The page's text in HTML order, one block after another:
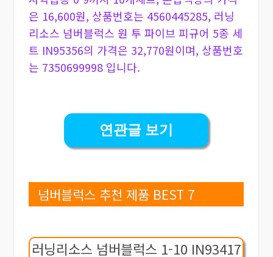
은 16,600원, 상품번호는 4560445285, 러닝
리소스 넘버블럭스 원 투 파이브 피규어 5종 세
트 IN95356의 가격은 32,770원이며, 상품번호
는 7350699998 입니다.
연관글 보기
넘버블럭스 추천 제품 BEST 7
러닝리소스 넘버블럭스 1-10 IN93417